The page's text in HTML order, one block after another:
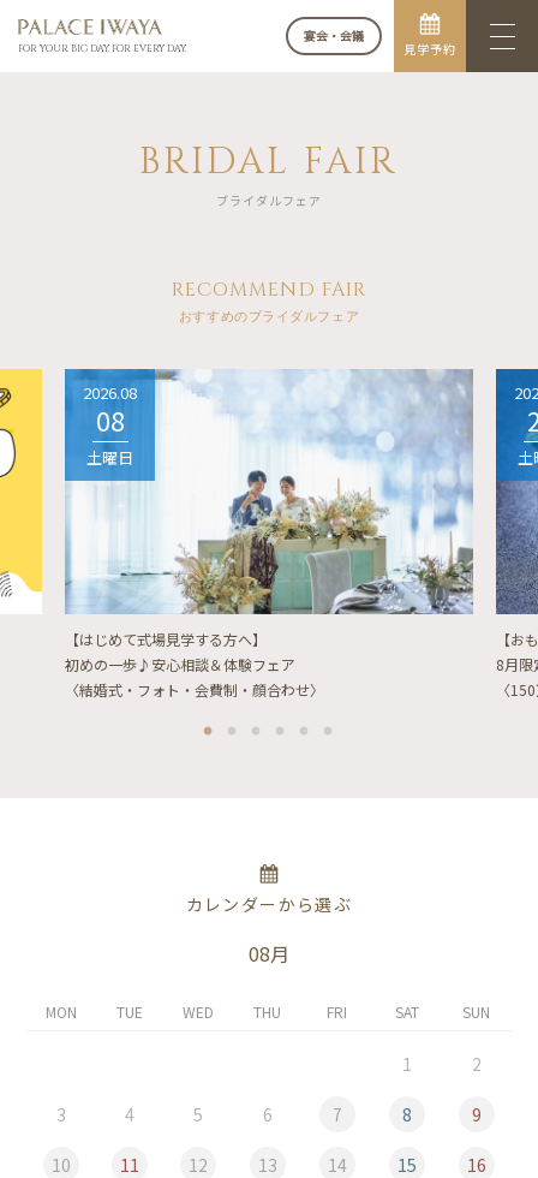
FOR YOUR BIG DAY. FOR EVERY DAY.
宴会・会議
見学予約
BRIDAL FAIR
ブライダルフェア
RECOMMEND FAIR
おすすめのブライダルフェア
2026.08
08
土曜日
【はじめて式場見学する方へ】
初めの一歩♪安心相談＆体験フェア
〈結婚式・フォト・会費制・顔合わせ〉
土
【お
8月限
〈
カレンダーから選ぶ
08月
MON TUE WED THU FRI SAT SUN
1 2
3 4 5 6 7 8 9
10 11 12 13 14 15 16